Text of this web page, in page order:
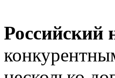
Российский